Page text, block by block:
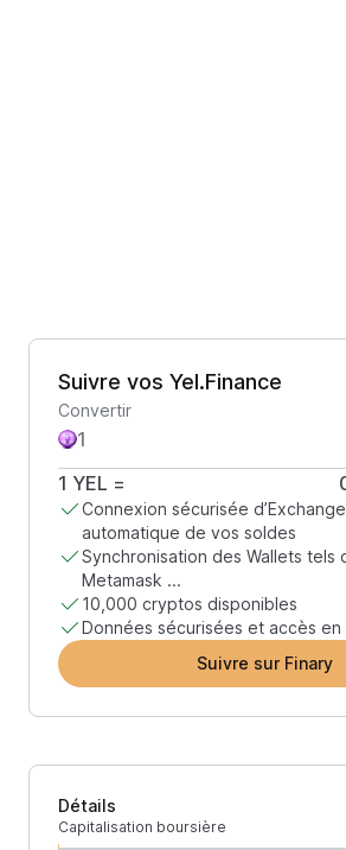
Suivre vos Yel.Finance
Convertir
1 YEL =
Connexion sécurisée
automatique de vos soldes
Synchronisation des Wallets tels
Metamask ...
10,000 cryptos disponibles
Données sécurisées et accès
Suivre sur Finary
Détails
Capitalisation boursière